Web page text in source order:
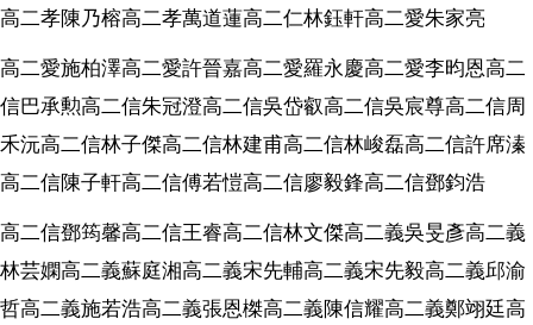
高二孝陳乃榕高二孝萬道蓮高二仁林鈺軒高二愛朱家亮
高二愛施柏澤高二愛許晉嘉高二愛羅永慶高二愛李昀恩高二
信巴承勲高二信朱冠澄高二信吳岱叡高二信吳宸尊高二信周
禾沅高二信林子傑高二信林建甫高二信林峻磊高二信許席溱
高二信陳子軒高二信傅若愷高二信廖毅鋒高二信鄧鈞浩
高二信鄧筠馨高二信王睿高二信林文傑高二義吳旻彥高二義
林芸嫻高二義蘇庭湘高二義宋先輔高二義宋先毅高二義邱渝
哲高二義施若浩高二義張恩榤高二義陳信耀高二義鄭翊廷高